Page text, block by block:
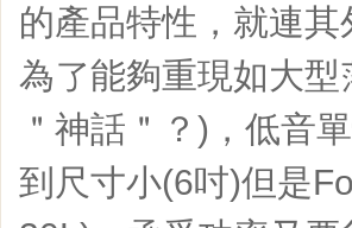
的產品特性，就連
為了能夠重現如大
＂神話＂？)，低音
到尺寸小(6吋)但是